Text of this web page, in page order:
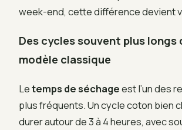
week-end, cette différence devient
Des cycles souvent plus longs
modèle classique
Letemps de séchageest l’un des
plus fréquents. Un cycle coton bien
durer autour de 3 à 4 heures, avec